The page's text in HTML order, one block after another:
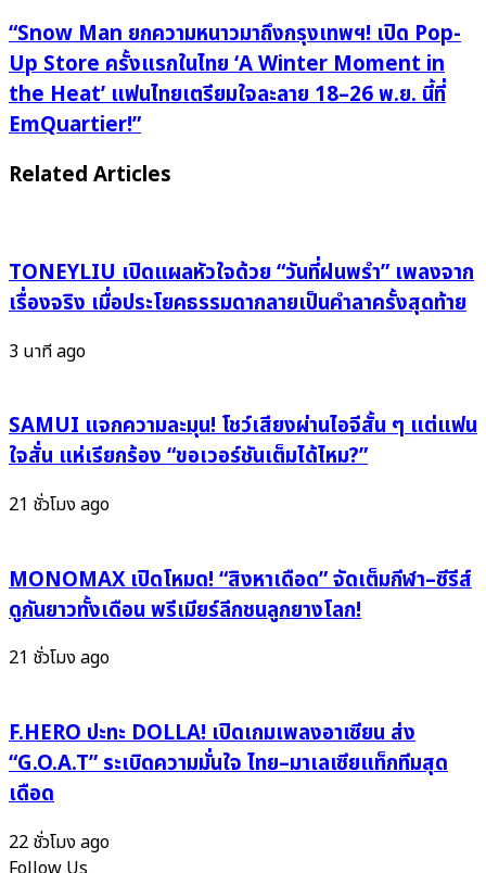
Paramount
เตรียม
ปิด
ช่อง
MTV
ยุโรป
2025
ยุค
ใหม่
วงการ
กำลัง
มา
แทนที่!”
“Snow
Man
ยก
ความ
หนาว
มา
ถึง
Pop-
Up
Store
ครั้ง
ไทย
‘A
Winter
Moment
Heat’
แฟน
ไทย
เตรียม
18–
26
พ.ย.
ที่
EmQuartier!”
“Snow Man ยกความหนาวมาถึงกรุงเทพฯ! เปิด Pop-
Up Store ครั้งแรกในไทย ‘A Winter Moment in
the Heat’ แฟนไทยเตรียมใจละลาย 18–26 พ.ย. นี้ที่
EmQuartier!”
Related Articles
TONEYLIU เปิดแผลหัวใจด้วย “วันที่ฝนพรำ” เพลงจาก
เรื่องจริง เมื่อประโยคธรรมดากลายเป็นคำลาครั้งสุดท้าย
3 นาที ago
SAMUI แจกความละมุน! โชว์เสียงผ่านไอจีสั้น ๆ แต่แฟน
ใจสั่น แห่เรียกร้อง “ขอเวอร์ชันเต็มได้ไหม?”
21 ชั่วโมง ago
MONOMAX เปิดโหมด! “สิงหาเดือด” จัดเต็มกีฬา–ซีรีส์
ดูกันยาวทั้งเดือน พรีเมียร์ลีกชนลูกยางโลก!
21 ชั่วโมง ago
F.HERO ปะทะ DOLLA! เปิดเกมเพลงอาเซียน ส่ง
“G.O.A.T” ระเบิดความมั่นใจ ไทย–มาเลเซียแท็กทีมสุด
เดือด
22 ชั่วโมง ago